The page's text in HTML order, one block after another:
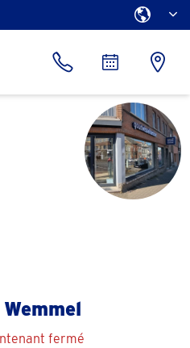
fermé